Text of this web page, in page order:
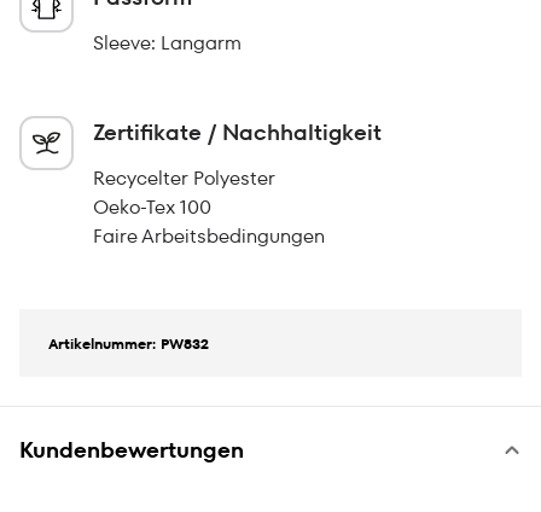
Sleeve: Langarm
Zertifikate / Nachhaltigkeit
Recycelter Polyester
Oeko-Tex 100
Faire Arbeitsbedingungen
Artikelnummer: PW832
Kundenbewertungen